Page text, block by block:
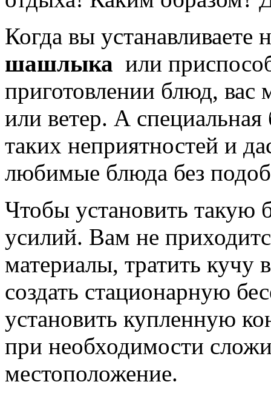
Когда вы устанавливаете
шашлыка или
приготовлении блюд, вас
или ветер. А специальная
таких неприятностей и
любимые блюда без
Чтобы установить такую
усилий. Вам не
материалы, тратить кучу
создать стационарную
установить купленную
при необходимости
местоположение.